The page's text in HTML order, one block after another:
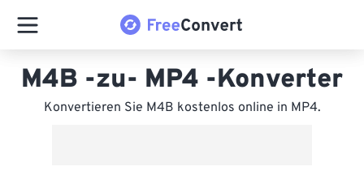
M4B -zu- MP4 -Konverter
Konvertieren Sie M4B kostenlos online in MP4.